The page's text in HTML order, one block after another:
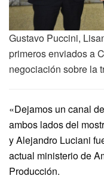
Gustavo Puccini,
primeros enviados a
negociación sobre la
«Dejamos un canal
ambos lados del
y Alejandro Luciani
actual ministerio de
Producción.